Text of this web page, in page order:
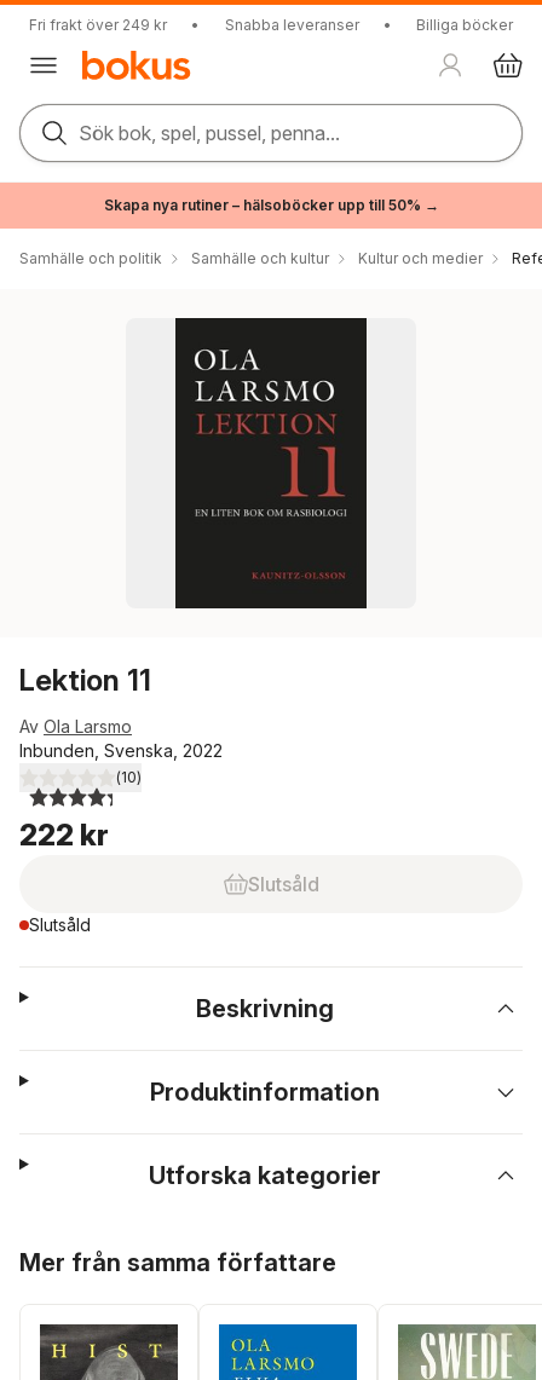
Fri frakt över 249 kr • Snabba leveranser • Billiga böcker
Sök bok, spel, pussel, penna...
Skapa nya rutiner – hälsoböcker upp till 50% →
Samhälle och politik Samhälle och kultur Kultur och medier
Lektion 11
Av Ola Larsmo
Inbunden, Svenska, 2022
4,3utav 5 stjärnor. Totalt antal röster:
(10)
222 kr
Slutsåld
Slutsåld
Beskrivning
Produktinformation
Utforska kategorier
Mer från samma författare